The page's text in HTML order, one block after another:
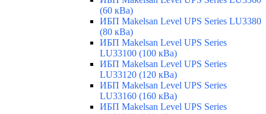
(60 кВа)
ИБП Makelsan Level UPS Series LU3380
(80 кВа)
ИБП Makelsan Level UPS Series
LU33100 (100 кВа)
ИБП Makelsan Level UPS Series
LU33120 (120 кВа)
ИБП Makelsan Level UPS Series
LU33160 (160 кВа)
ИБП Makelsan Level UPS Series